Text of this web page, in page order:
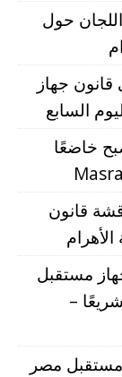
حول
جهاز
السابع
خاضعًا
قانون
مستقبل
–
مصر